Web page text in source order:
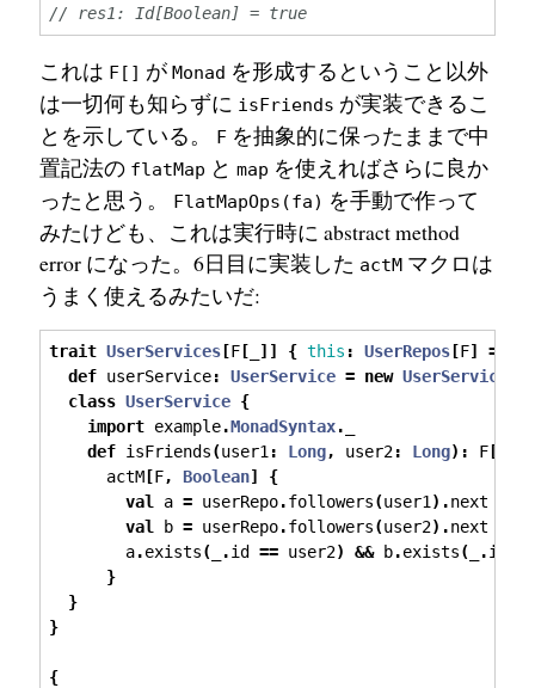
// res1: Id[Boolean] = true
これは F[] が Monad を形成するということ以外
は一切何も知らずに isFriends が実装できるこ
とを示している。
Fを抽象的に保ったままで中
置記法の flatMap と map を使えればさらに良か
ったと思う。
FlatMapOps(fa) を手動で作って
みたけども、これは実行時に abstract method
error になった。6日目に実装した actMマクロは
うまく使えるみたいだ:
trait UserServices[F[ ]] { this : UserRepos[F]
=>
def userService: UserService = new UserService
class UserService {
import example.MonadSyntax.
def isFriends(user1 : Long, user2: Long): F[
actM[F, Boolean]
{
val
a = userRepo.followers(user1 ).next
val
b = userRepo.followers(user2).next
a.exists( .id == user2) && b.exists( .id
}
}
}
{